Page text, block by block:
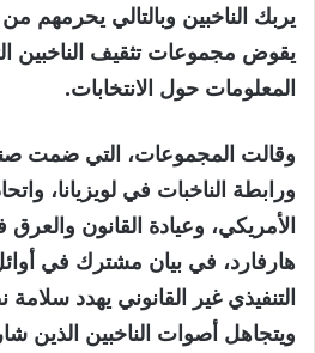
يربك الناخبين وبالتالي يحرمهم
يقوض مجموعات تثقيف الناخبين
المعلومات حول الانتخابات.
وقالت المجموعات، التي ضمت
ورابطة الناخبات في لويزيانا،
الأمريكي، وعيادة القانون
هارفارد، في بيان مشترك في أوائل
التنفيذي غير القانوني يهدد
ويتجاهل أصوات الناخبين الذين